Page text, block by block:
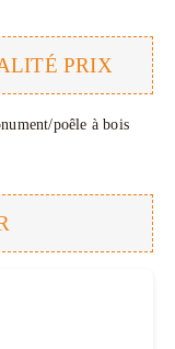
PRIX
poêle à bois